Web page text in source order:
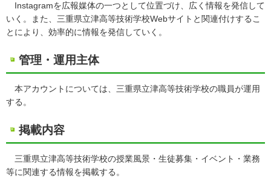
Instagramを広報媒体の一つとして位置づけ、広く情報を発信して
いく。また、三重県立津高等技術学校Webサイトと関連付けするこ
とにより、効率的に情報を発信していく。
管理・運用主体
本アカウントについては、三重県立津高等技術学校の職員が運用
する。
掲載内容
三重県立津高等技術学校の授業風景・生徒募集・イベント・業務
等に関連する情報を掲載する。